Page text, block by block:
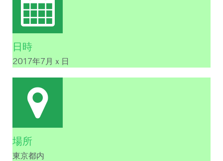
日時
2017年7月ｘ日
場所
東京都内